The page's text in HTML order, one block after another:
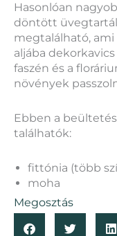
Hasonlóan
döntött
megtalálható,
aljába
faszén és a
növények
Ebben a
találhatók:
fittónia (több
moha
Megosztás